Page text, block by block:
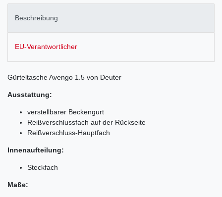
Beschreibung
EU-Verantwortlicher
Gürteltasche Avengo 1.5 von Deuter
Ausstattung:
verstellbarer Beckengurt
Reißverschlussfach auf der Rückseite
Reißverschluss-Hauptfach
Innenaufteilung:
Steckfach
Maße: